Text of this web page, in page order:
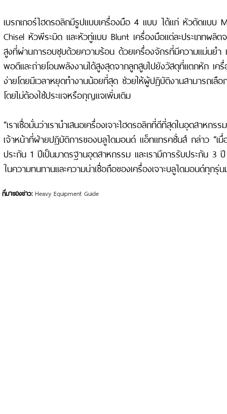
เบรกเกอร์ไฮดรอลิกมีรูปแบบเครื่องมือ 4 แบบ ได้แก่ หัวตัดแบบ
Chisel หัวพีระมิด และหัวทู่แบบ Blunt เครื่องมือแต่ละประเภทผลิ
สูงที่ผ่านการอบชุบด้วยความร้อน ด้วยเครื่องจักรที่มีความแม่นยำ
พอดีและถ่ายโอนพลังงานได้สูงสุดจากลูกสูบไปยังวัสดุที่แตกหัก เค
ง่ายโดยมีเวลาหยุดทำงานน้อยที่สุด ช่วยให้ผู้ปฏิบัติงานสามารถเลือ
โดยไม่ต้องใช้ประแจหรือกุญแจเพิ่มเติม
“เราเชื่อมั่นว่าเรานำเสนอเครื่องเจาะไฮดรอลิกที่ดีที่สุดในอุตสาหก
เจ้าหน้าที่ฝ่ายปฏิบัติการของบลูไดมอนด์ แอ็ทแทรคชั่นส์ กล่าว “เมื่อ
ประกัน 1 ปีเป็นมาตรฐานอุตสาหกรรม และเรามีการรับประกัน 3 ปี
ในความทนทานและความน่าเชื่อถือของเครื่องเจาะบลูไดมอนด์ทุกรุ่น
ที่มาของข่าว: Heavy Equipment Guide